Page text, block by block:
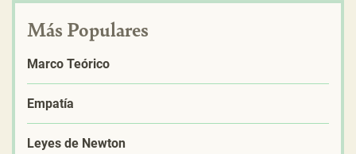
Más Populares
Marco Teórico
Empatía
Leyes de Newton